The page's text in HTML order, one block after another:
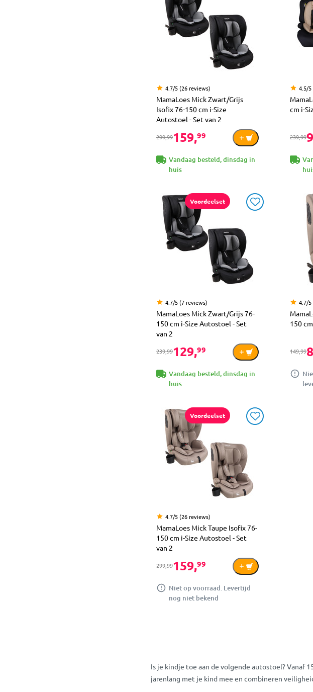
4.7/5 (26 reviews)
MamaLoes Mick Zwart/Grijs
Isofix 76-150 cm i-Size
Autostoel - Set van 2
299,99159,99
Vandaag besteld, dinsdag in
huis
4.5/5
cm i-
239,99
Voordeelset
4.7/5 (7 reviews)
MamaLoes Mick Zwart/Grijs 76-
150 cm i-Size Autostoel - Set
van 2
239,99129,99
Vandaag besteld, dinsdag in
huis
4.7/5
150
149,99
Voordeelset
4.7/5 (26 reviews)
MamaLoes Mick Taupe Isofix 76-
150 cm i-Size Autostoel - Set
van 2
299,99159,99
Niet op voorraad. Levertijd
nog niet bekend
Is je kindje toe aan de volgende autostoel? Vanaf
jarenlang met je kind mee en combineren